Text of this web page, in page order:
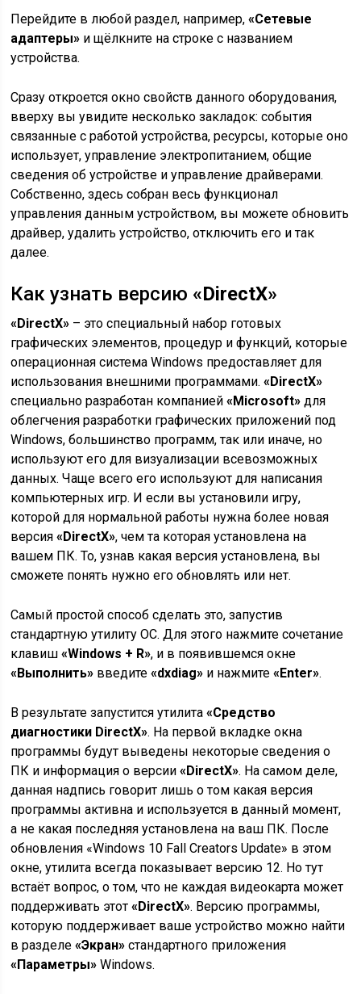
Перейдите в любой раздел, например,«Сетевые
адаптеры» и щёлкните на строке с названием
устройства.
Сразу откроется окно свойств данного оборудования,
вверху вы увидите несколько закладок: события
связанные с работой устройства, ресурсы, которые оно
использует, управление электропитанием, общие
сведения об устройстве и управление драйверами.
Собственно, здесь собран весь функционал
управления данным устройством, вы можете обновить
драйвер, удалить устройство, отключить его и так
далее.
Как узнать версию «DirectX»
«DirectX» – это специальный набор готовых
графических элементов, процедур и функций, которые
операционная система Windows предоставляет для
использования внешними программами.«DirectX»
специально разработан компанией«Microsoft» для
облегчения разработки графических приложений под
Windows, большинство программ, так или иначе, но
используют его для визуализации всевозможных
данных. Чаще всего его используют для написания
компьютерных игр. И если вы установили игру,
которой для нормальной работы нужна более новая
версия«DirectX», чем та которая установлена на
вашем ПК. То, узнав какая версия установлена, вы
сможете понять нужно его обновлять или нет.
Самый простой способ сделать это, запустив
стандартную утилиту ОС. Для этого нажмите сочетание
клавиш«Windows + R», и в появившемся окне
«Выполнить» введите«dxdiag» и нажмите«Enter».
В результате запустится утилита«Средство
диагностики DirectX». На первой вкладке окна
программы будут выведены некоторые сведения о
ПК и информация о версии«DirectX». На самом деле,
данная надпись говорит лишь о том какая версия
программы активна и используется в данный момент,
а не какая последняя установлена на ваш ПК. После
обновления «Windows 10 Fall Creators Update» в этом
окне, утилита всегда показывает версию 12. Но тут
встаёт вопрос, о том, что не каждая видеокарта может
поддерживать этот«DirectX». Версию программы,
которую поддерживает ваше устройство можно найти
в разделе«Экран» стандартного приложения
«Параметры» Windows.